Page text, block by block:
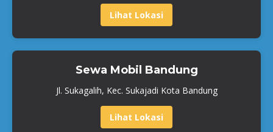
Lihat Lokasi
Sewa Mobil Bandung
Jl. Sukagalih, Kec. Sukajadi Kota Bandung
Lihat Lokasi